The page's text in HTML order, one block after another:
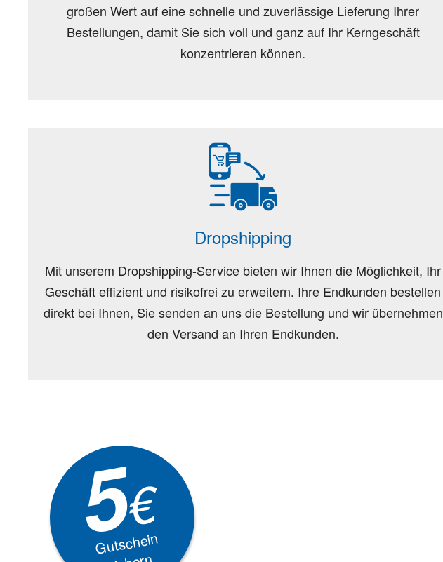
großen Wert auf eine schnelle und zuverlässige Lieferung Ihrer
Bestellungen, damit Sie sich voll und ganz auf Ihr Kerngeschäft
konzentrieren können.
Dropshipping
Mit unserem Dropshipping-Service bieten wir Ihnen die Möglichkeit, Ihr
Geschäft effizient und risikofrei zu erweitern. Ihre Endkunden bestellen
direkt bei Ihnen, Sie senden an uns die Bestellung und wir übernehmen
den Versand an Ihren Endkunden.
5€
Gutschein